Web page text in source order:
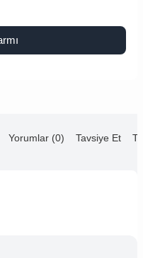
Yorumlar (0) Tavsiye Et